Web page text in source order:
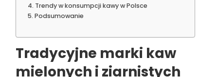
Trendy w konsumpcji kawy w Polsce
Podsumowanie
Tradycyjne marki kaw
mielonych i ziarnistych